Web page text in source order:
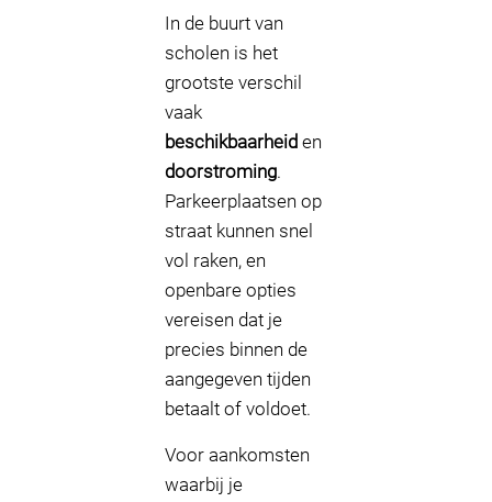
In de buurt van
scholen is het
grootste verschil
vaak
beschikbaarheid en
doorstroming.
Parkeerplaatsen op
straat kunnen snel
vol raken, en
openbare opties
vereisen dat je
precies binnen de
aangegeven tijden
betaalt of voldoet.
Voor aankomsten
waarbij je